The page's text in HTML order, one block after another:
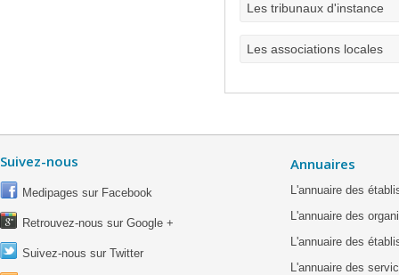
Les tribunaux d'instance
Les associations locales
Suivez-nous
Medipages sur Facebook
Retrouvez-nous sur Google +
Suivez-nous sur Twitter
Annuaires
L'annuaire des
L'annuaire des
L'annuaire des
L'annuaire des